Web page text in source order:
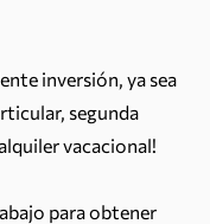
inversión, ya sea
segunda
vacacional!
para obtener